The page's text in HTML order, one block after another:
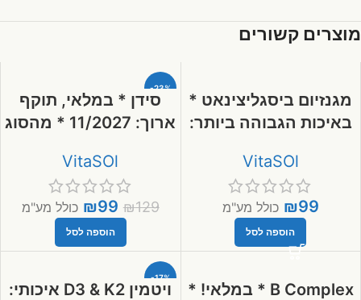
מוצרים קשורים
מגנזיום ביסגליצינאט *
באיכות הגבוהה ביותר:
בשחרור מושהה * קל
לעיכול *
VitaSOl
₪99 כולל מע"מ
הוספה לסל
-23%
סידן * במלאי, תוקף
ארוך: 11/2027 * מהסוג
ביסגליצינאט, מכרייה,
ובשחרור מושהה!
VitaSOl
₪129
₪99 כולל מע"מ
הוספה לסל
B Complex * במלאי! *
-17%
ויטמין D3 & K2 איכותי: